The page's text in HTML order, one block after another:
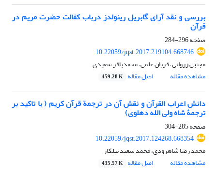
بررسی و نقد آرای گابریل رینولدز درباب کفالت حضرت مریم در
قرآن
صفحه296-284
10.22059/jqst.2017.219104.668746
مجتبی زروانی، قربان علمی، محمدباقر سعیدی
مشاهده مقاله
اصل مقاله 459.28 K
دانش اعراب القرآن و نقش آن در ترجمة قرآن کریم ( با تاکید بر
ترجمۀ شاه ولی الله دهلوی)
صفحه285-304
10.22059/jqst.2017.124268.668354
محمد رضا شاهرودی، محمد سعید بیلکار
مشاهده مقاله
اصل مقاله 435.57 K